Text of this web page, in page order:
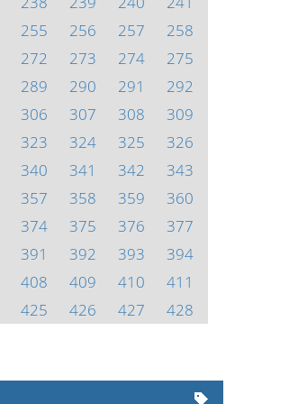
255 256 257
258
272 273 274
275
289 290 291
292
306 307 308
309
323 324 325
326
340 341 342
343
357 358 359
360
374 375 376
377
391 392 393
394
408 409 410
411
425 426 427
428